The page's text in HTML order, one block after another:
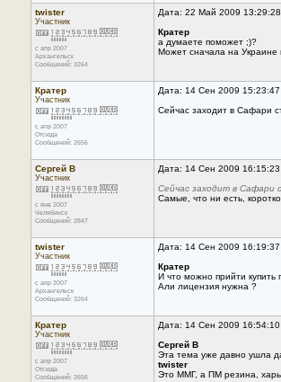
twister
Участник
с апр 2007
Архангельск
Сообщений: 3264
Дата: 22 Май 2009 13:29:28
Кратер
а думаете поможет ;)?
Может сначала на Украине
Кратер
Участник
с апр 2007
Отсюда
Сообщений: 2656
Дата: 14 Сен 2009 15:23:47
Сейчас заходит в Сафари
Сергей В
Участник
с янв 2007
Челябинск
Сообщений: 2847
Дата: 14 Сен 2009 16:15:23
Сейчас заходит в Сафари
Самые, что ни есть,
twister
Участник
с апр 2007
Архангельск
Сообщений: 3264
Дата: 14 Сен 2009 16:19:37
Кратер
И что можно прийти купить
Али лицензия нужна ?
Кратер
Участник
с апр 2007
Отсюда
Сообщений: 2656
Дата: 14 Сен 2009 16:54:10
Сергей В
Эта тема уже давно ушла
twister
Это ММГ, а ПМ резина,